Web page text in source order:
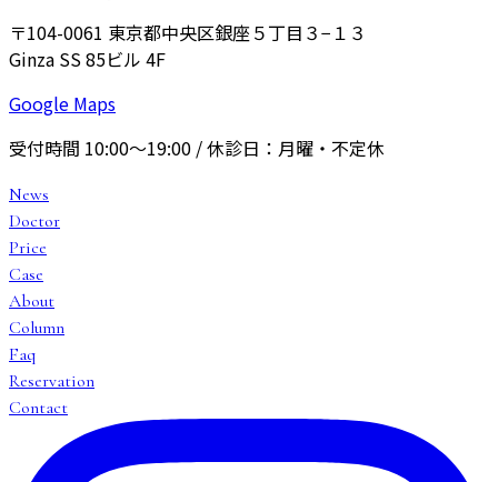
〒104-0061 東京都中央区銀座５丁目３−１３
Ginza SS 85ビル 4F
Google Maps
受付時間 10:00〜19:00 / 休診日： 月曜・不定休
News
Doctor
Price
Case
About
Column
Faq
Reservation
Contact